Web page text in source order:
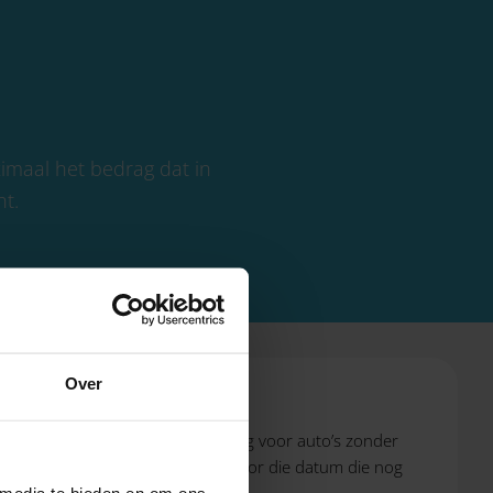
Over
het bedrag dat in
Tot die tijd wordt de bijtelling voor auto’s zonder
geldt dit niet voor auto’s van voor die datum die nog